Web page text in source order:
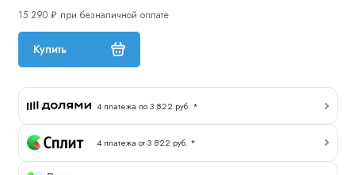
15 290 ₽ при безналичной оплате
Купить
4 платежа по 3 822 руб. *
4 платежа от 3 822 руб. *